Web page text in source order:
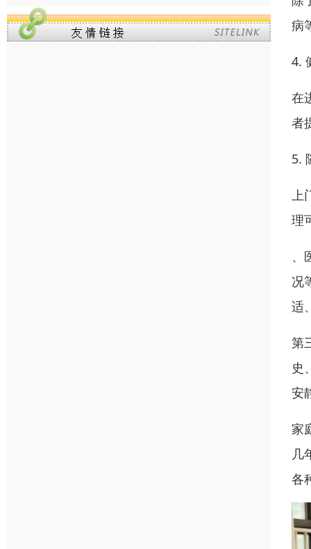
病
4.
在
者
5.
上
理
、
况
适
第
史
安
家
几
各